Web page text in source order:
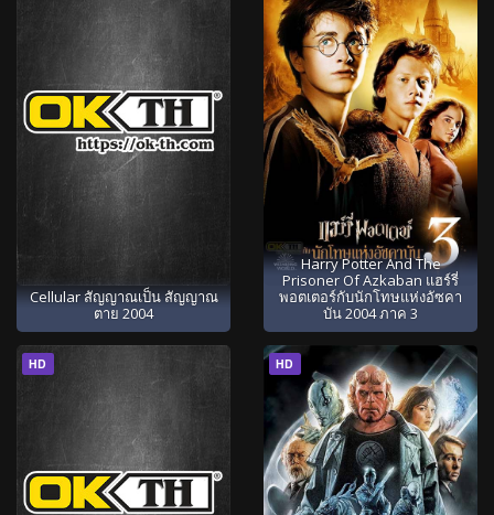
Cellular สัญญาณเป็น สัญญาณ
ตาย 2004
Harry Potter And The
Prisoner Of Azkaban แฮร์รี่
พอตเตอร์กับนักโทษแห่งอัซคา
บัน 2004 ภาค 3
HD HD